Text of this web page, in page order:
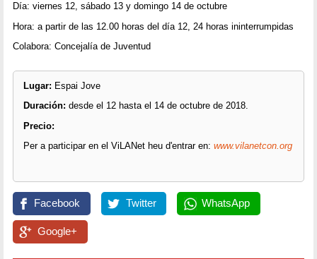
Día: viernes 12, sábado 13 y domingo 14 de octubre
Hora: a partir de las 12.00 horas del día 12, 24 horas ininterrumpidas
Colabora: Concejalía de Juventud
Lugar: Espai Jove
Duración: desde el 12 hasta el 14 de octubre de 2018.
Precio:
Per a participar en el ViLANet heu d'entrar en: www.vilanetcon.org
Facebook Twitter WhatsApp
Google+